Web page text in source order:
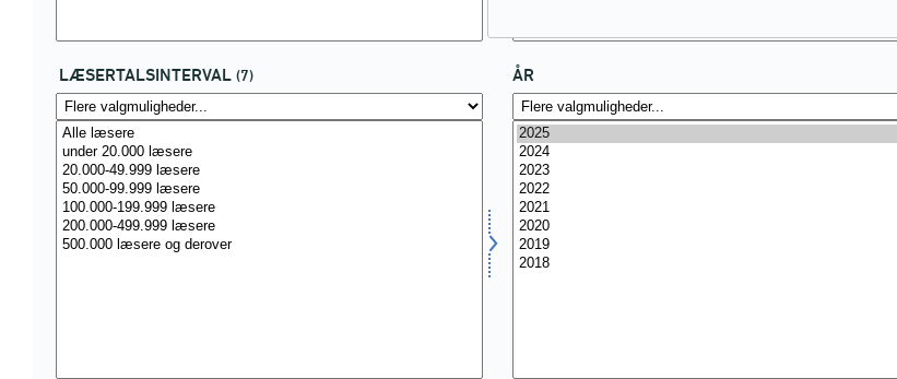
LÆSERTALSINTERVAL (7) ÅR